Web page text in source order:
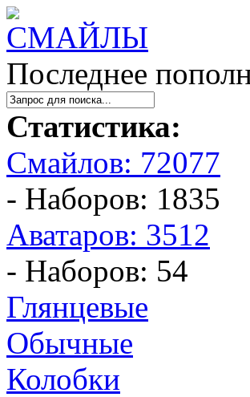
Последнее
Статистика:
Смайлов: 72077
- Наборов: 1835
Аватаров: 3512
- Наборов: 54
Глянцевые
Обычные
Колобки